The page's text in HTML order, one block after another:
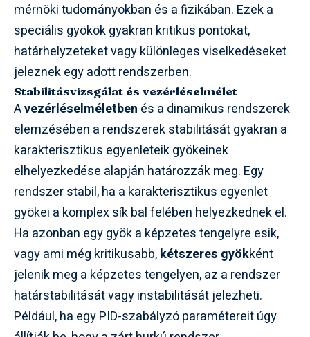
mérnöki tudományokban és a fizikában. Ezek a
speciális gyökök gyakran kritikus pontokat,
határhelyzeteket vagy különleges viselkedéseket
jeleznek egy adott rendszerben.
Stabilitásvizsgálat és vezérléselmélet
Avezérléselméletben és a dinamikus rendszerek
elemzésében a rendszerek stabilitását gyakran a
karakterisztikus egyenleteik gyökeinek
elhelyezkedése alapján határozzák meg. Egy
rendszer stabil, ha a karakterisztikus egyenlet
gyökei a komplex sík bal felében helyezkednek el.
Ha azonban egy gyök a képzetes tengelyre esik,
vagy ami még kritikusabb,kétszeres gyökként
jelenik meg a képzetes tengelyen, az a rendszer
határstabilitását vagy instabilitását jelezheti.
Például, ha egy PID-szabályzó paramétereit úgy